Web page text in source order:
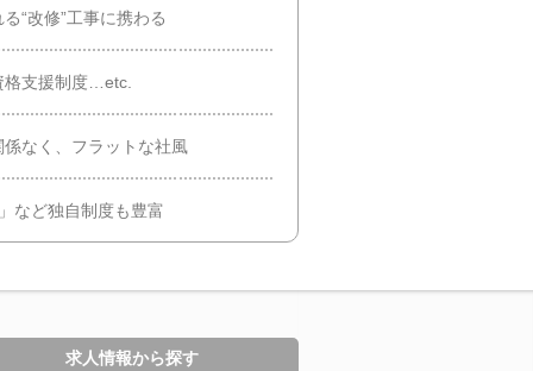
“改修”工事に携わる
格支援制度…etc.
係なく、フラットな社風
など独自制度も豊富
求人情報から探す